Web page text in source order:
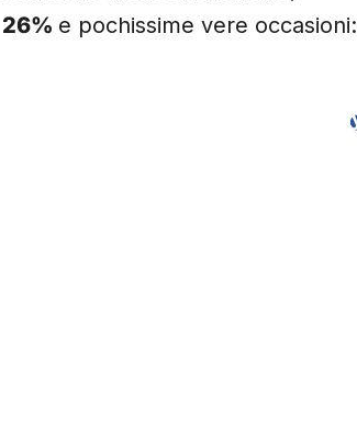
26% e pochissime vere occasioni: